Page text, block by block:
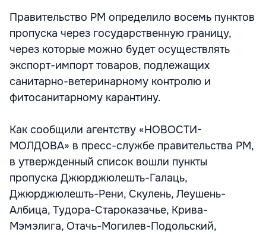
Правительство РМ определило восемь пунктов
пропуска через государственную границу,
через которые можно будет осуществлять
экспорт-импорт товаров, подлежащих
санитарно-ветеринарному контролю и
фитосанитарному карантину.
Как сообщили агентству «НОВОСТИ-
МОЛДОВА» в пресс-службе правительства РМ,
в утвержденный список вошли пункты
пропуска Джюрджюлешть-Галаць,
Джюрджюлешть-Рени, Скулень, Леушень-
Албица, Тудора-Староказачье, Крива-
Мэмэлига, Отачь-Могилев-Подольский,